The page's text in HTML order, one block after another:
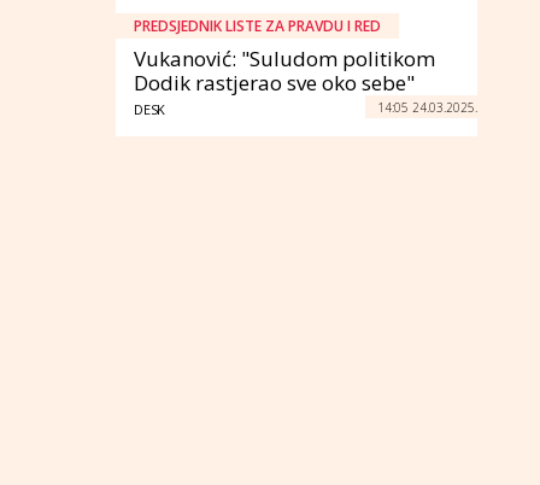
PREDSJEDNIK LISTE ZA PRAVDU I RED
Vukanović: "Suludom politikom
Dodik rastjerao sve oko sebe"
DESK 14:05 24.03.2025.